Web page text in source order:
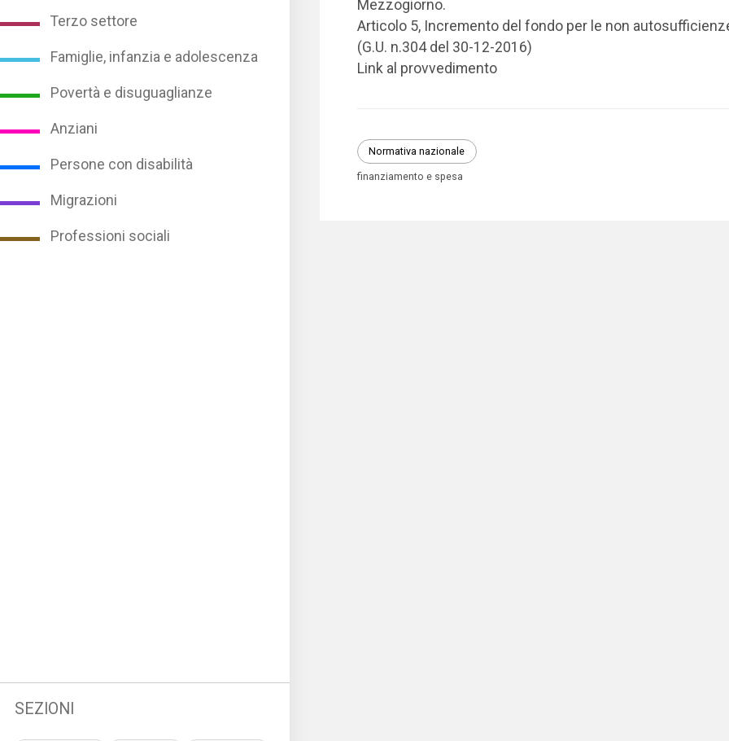
Terzo settore
Famiglie, infanzia e adolescenza
Povertà e disuguaglianze
Anziani
Persone con disabilità
Migrazioni
Professioni sociali
SEZIONI
Mezzogiorno.
Articolo 5, Incremento del fondo per le non
(G.U. n.304 del 30-12-2016)
Link al provvedimento
Normativa nazionale
finanziamento e spesa